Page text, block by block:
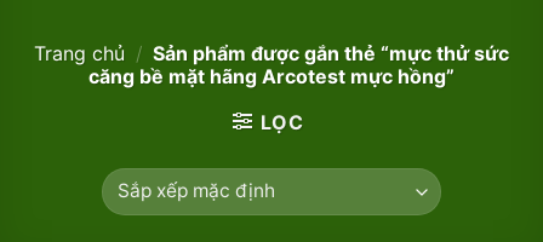
Trang chủ / Sản phẩm được gắn thẻ “mực thử sức
căng bề mặt hãng Arcotest mực hồng”
LỌC